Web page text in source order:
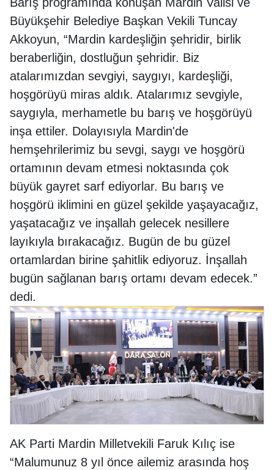
Büyükşehir Belediye Başkan Vekili Tuncay
Akkoyun, “Mardin kardeşliğin şehridir, birlik
beraberliğin, dostluğun şehridir. Biz
atalarımızdan sevgiyi, saygıyı, kardeşliği,
hoşgörüyü miras aldık. Atalarımız sevgiyle,
saygıyla, merhametle bu barış ve hoşgörüyü
inşa ettiler. Dolayısıyla Mardin'de
hemşehrilerimiz bu sevgi, saygı ve hoşgörü
ortamının devam etmesi noktasında çok
büyük gayret sarf ediyorlar. Bu barış ve
hoşgörü iklimini en güzel şekilde yaşayacağız,
yaşatacağız ve inşallah gelecek nesillere
layıkıyla bırakacağız. Bugün de bu güzel
ortamlardan birine şahitlik ediyoruz. İnşallah
bugün sağlanan barış ortamı devam edecek.”
dedi.
AK Parti Mardin Milletvekili Faruk Kılıç ise
“Malumunuz 8 yıl önce ailemiz arasında hoş